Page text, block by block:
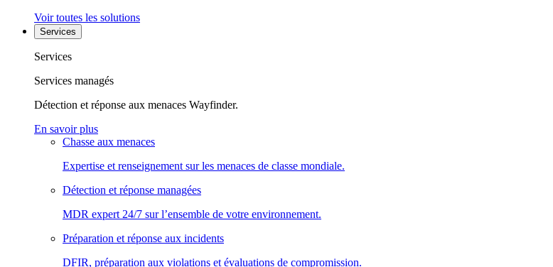
Voir toutes les solutions
Services
Services
Services managés
Détection et réponse aux menaces Wayfinder.
En savoir plus
Chasse aux menaces
Expertise et renseignement sur les menaces de classe mondiale.
Détection et réponse managées
MDR expert 24/7 sur l’ensemble de votre environnement.
Préparation et réponse aux incidents
DFIR, préparation aux violations et évaluations de compromission.